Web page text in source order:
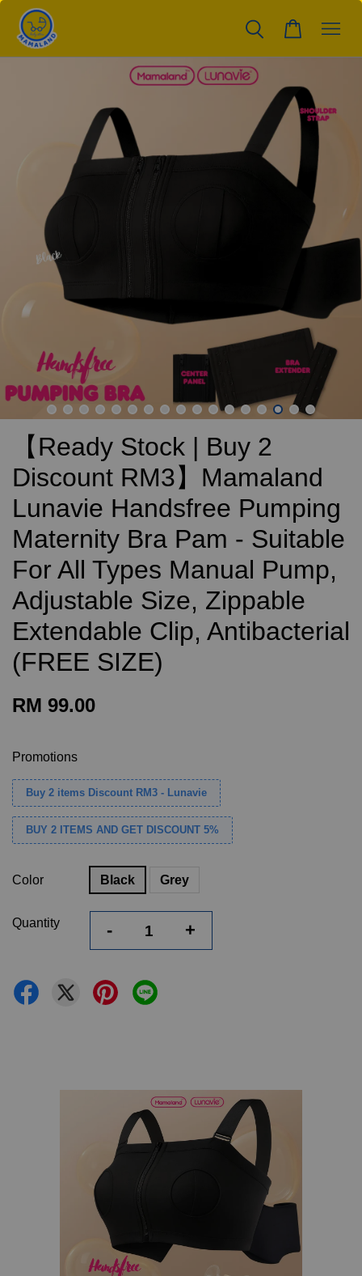
【Ready Stock | Buy 2
Discount RM3】Mamaland
Lunavie Handsfree Pumping
Maternity Bra Pam - Suitable
For All Types Manual Pump,
Adjustable Size, Zippable
Extendable Clip, Antibacterial
(FREE SIZE)
RM 99.00
Promotions
Buy 2 items Discount RM3 - Lunavie
BUY 2 ITEMS AND GET DISCOUNT 5%
Color Black Grey
Quantity - +